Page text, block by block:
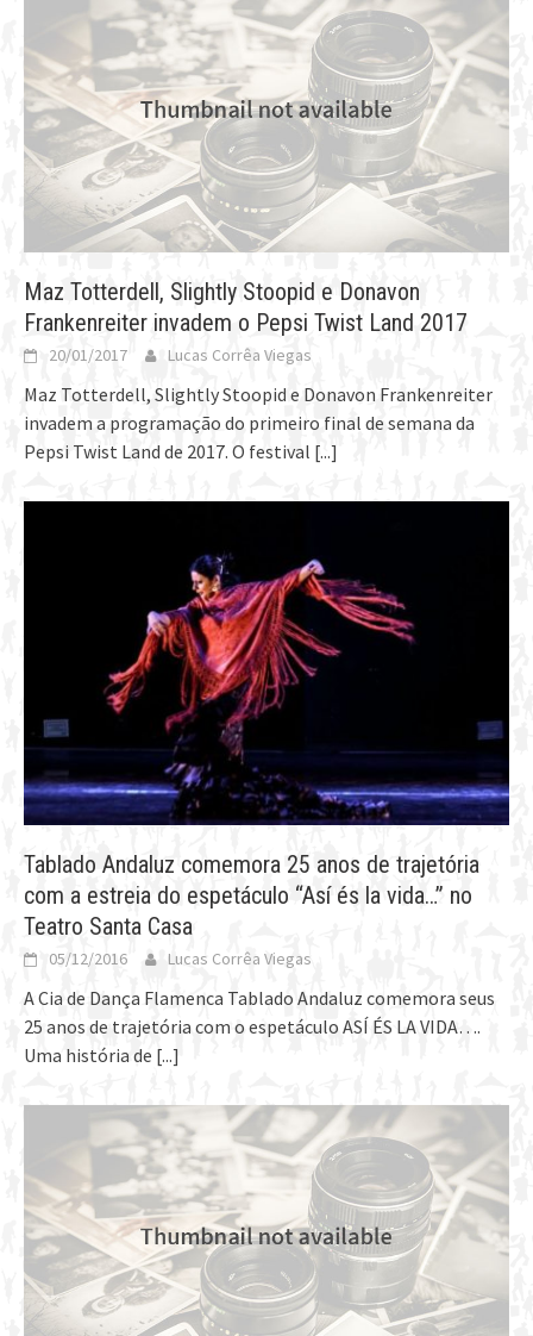
Maz Totterdell, Slightly Stoopid e Donavon
Frankenreiter invadem o Pepsi Twist Land 2017
20/01/2017 Lucas Corrêa Viegas
Maz Totterdell, Slightly Stoopid e Donavon Frankenreiter
invadem a programação do primeiro final de semana da
Pepsi Twist Land de 2017. O festival [...]
Tablado Andaluz comemora 25 anos de trajetória
com a estreia do espetáculo “Así és la vida…” no
Teatro Santa Casa
05/12/2016 Lucas Corrêa Viegas
A Cia de Dança Flamenca Tablado Andaluz comemora seus
25 anos de trajetória com o espetáculo ASÍ ÉS LA VIDA….
Uma história de [...]